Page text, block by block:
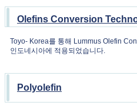
Olefins Conversion
Toyo- Korea를 통해 Lummus Olefin
인도네시아에 적용되었습니다.
Polyolefin